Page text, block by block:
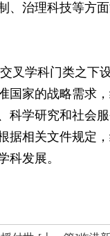
、治理科技等方
学科门类之下
家的战略需求
科学研究和社会
相关文件规定
科发展。